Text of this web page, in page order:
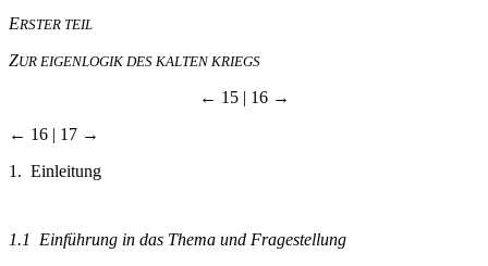
ERSTER TEIL
ZUR EIGENLOGIK DES KALTEN KRIEGS
← 15 | 16 →
← 16 | 17 →
1. Einleitung
1.1 Einführung in das Thema und Fragestellung